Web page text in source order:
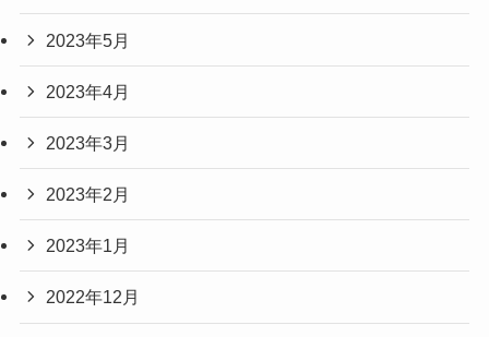
2023年5月
2023年4月
2023年3月
2023年2月
2023年1月
2022年12月